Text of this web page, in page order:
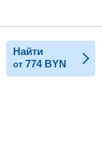
Найти
от 774 BYN